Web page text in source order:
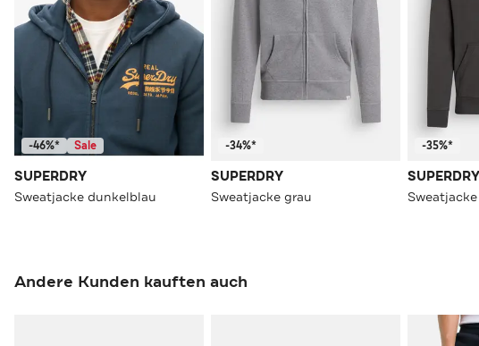
-46%* Sale
SUPERDRY
Sweatjacke dunkelblau
-34%*
SUPERDRY
Sweatjacke grau
-35%*
SUPERDRY
Andere Kunden kauften auch